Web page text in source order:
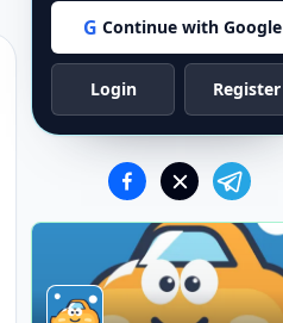
G Continue with Google
Login Register